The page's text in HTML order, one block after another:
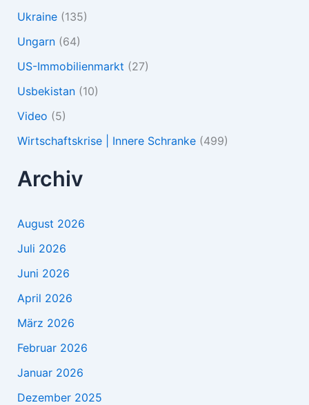
Ukraine(135)
Ungarn(64)
US-Immobilienmarkt (27)
Usbekistan(10)
Video (5)
Wirtschaftskrise | Innere Schranke(499)
Archiv
August 2026
Juli 2026
Juni 2026
April 2026
März 2026
Februar 2026
Januar 2026
Dezember 2025